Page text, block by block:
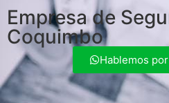
Empresa de
Coquimbo
Hablemos